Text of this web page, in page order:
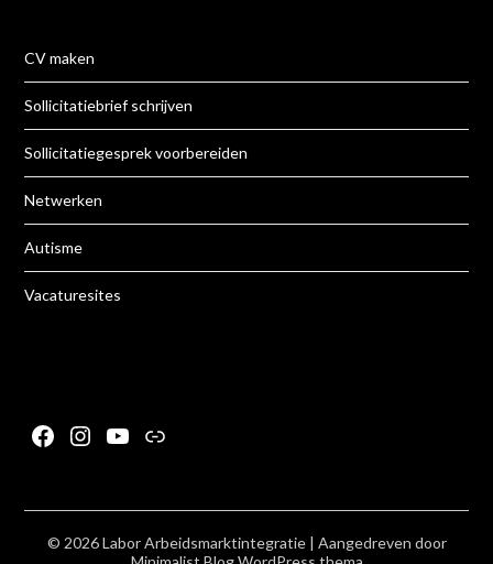
CV maken
Sollicitatiebrief schrijven
Sollicitatiegesprek voorbereiden
Netwerken
Autisme
Vacaturesites
Facebook
Instagram
YouTube
Link
© 2026 Labor Arbeidsmarktintegratie | Aangedreven door